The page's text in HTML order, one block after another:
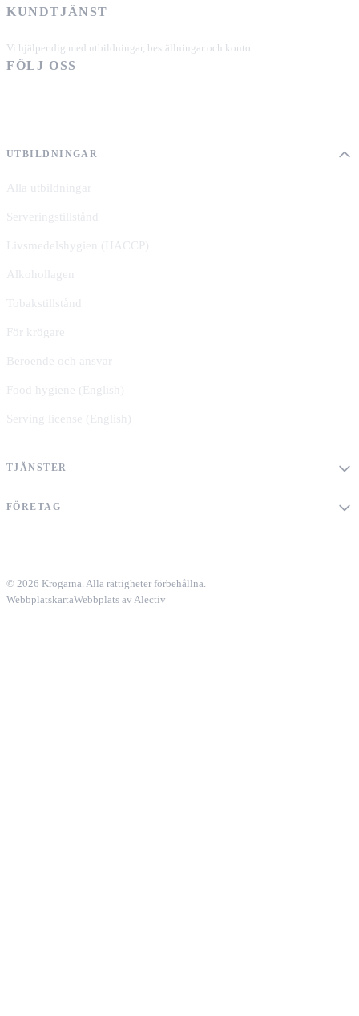
KUNDTJÄNST
Vi hjälper dig med utbildningar, beställningar och konto.
FÖLJ OSS
UTBILDNINGAR
Alla utbildningar
Serveringstillstånd
Livsmedelshygien (HACCP)
Alkohollagen
Tobakstillstånd
För krögare
Beroende och ansvar
Food hygiene (English)
Serving license (English)
TJÄNSTER
FÖRETAG
© 2026 Krogarna. Alla rättigheter förbehållna.
WebbplatskartaWebbplats av Alectiv